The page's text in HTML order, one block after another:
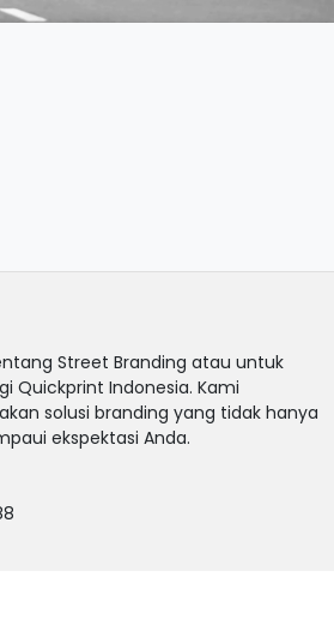
Street Branding atau untuk
Quickprint Indonesia. Kami
solusi branding yang tidak hanya
ekspektasi Anda.